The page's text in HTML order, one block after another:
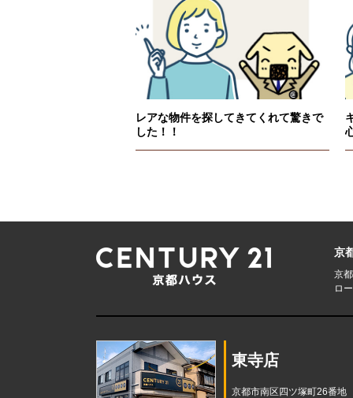
レアな物件を探してきてくれて驚きで
した！！
京
京
ロ
東寺店
京都市南区四ツ塚町26番地